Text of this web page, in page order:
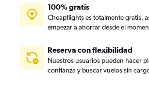
100% gratis
Cheapflights es totalmente gratis,
empezar a ahorrar desde el
Reserva con flexibilidad
Nuestros usuarios pueden hacer
confianza y buscar vuelos sin